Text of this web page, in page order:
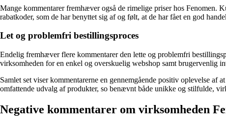
Mange kommentarer fremhæver også de rimelige priser hos
rabatkoder, som de har benyttet sig af og følt, at de har fået en god
Let og problemfri bestillingsproces
Endelig fremhæver flere kommentarer den lette og problemfri
virksomheden for en enkel og overskuelig webshop samt brugervenlig
Samlet set viser kommentarerne en gennemgående positiv oplevelse
omfattende udvalg af produkter, so benævnt både unikke og stilfulde,
Negative kommentarer om virksomheden